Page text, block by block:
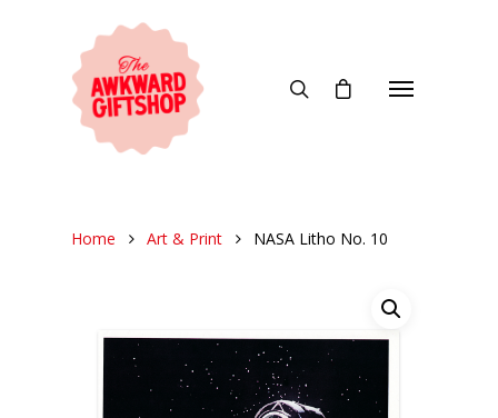
Home Art & Print NASA Litho No. 10